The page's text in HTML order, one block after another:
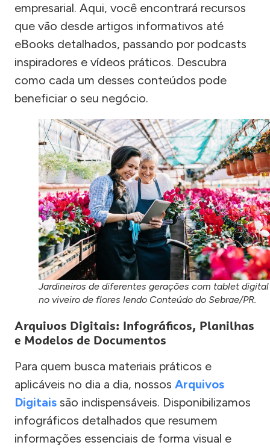
empresarial. Aqui, você encontrará recursos
que vão desde artigos informativos até
eBooks detalhados, passando por podcasts
inspiradores e vídeos práticos. Descubra
como cada um desses conteúdos pode
beneficiar o seu negócio.
Jardineiros de diferentes gerações com tablet digital
no viveiro de flores lendo Conteúdo do Sebrae/PR.
Arquivos Digitais: Infográficos, Planilhas
e Modelos de Documentos
Para quem busca materiais práticos e
aplicáveis no dia a dia, nossos Arquivos
Digitais são indispensáveis. Disponibilizamos
infográficos detalhados que resumem
informações essenciais de forma visual e